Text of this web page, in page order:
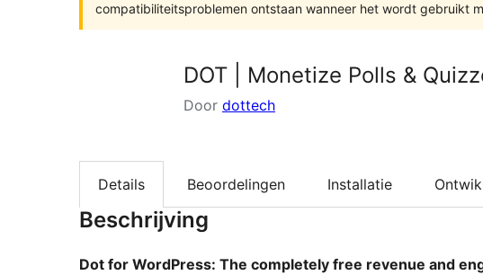
compatibiliteitsproblemen ontstaan wanneer het wordt gebruikt
DOT | Monetize Polls &
Door dottech
Details Beoordelingen Installatie
Beschrijving
Dot for WordPress: The completely free revenue and